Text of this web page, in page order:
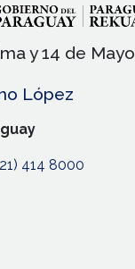
y 14 de Mayo
López
414 8000